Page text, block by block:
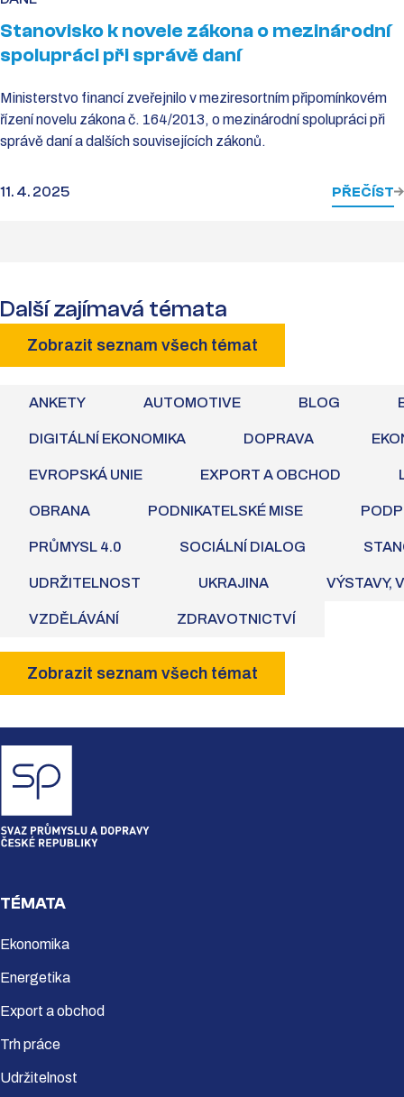
Stanovisko k novele zákona o mezinárodní
spolupráci při správě daní
Ministerstvo financí zveřejnilo v meziresortním připomínkovém
řízení novelu zákona č. 164/2013, o mezinárodní spolupráci při
správě daní a dalších souvisejících zákonů.
11. 4. 2025 PŘEČÍST
Další zajímavá témata
Zobrazit seznam všech témat
ANKETY AUTOMOTIVE BLOG
DIGITÁLNÍ EKONOMIKA DOPRAVA
EVROPSKÁ UNIE EXPORT A OBCHOD
OBRANA PODNIKATELSKÉ MISE
PRŮMYSL 4.0 SOCIÁLNÍ DIALOG
UDRŽITELNOST UKRAJINA VÝSTAVY,
VZDĚLÁVÁNÍ ZDRAVOTNICTVÍ
Zobrazit seznam všech témat
TÉMATA
Ekonomika
Energetika
Export a obchod
Trh práce
Udržitelnost